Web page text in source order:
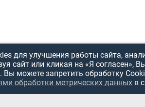
для улучшения работы сайта,
сайт или кликая на «Я согласен»,
. Вы можете запретить обработку
обработки метрических данных в